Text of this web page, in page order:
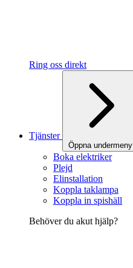
Ring oss direkt
Tjänster
Öppna undermeny
Boka elektriker
Plejd
Elinstallation
Koppla taklampa
Koppla in spishäll
Behöver du akut hjälp?